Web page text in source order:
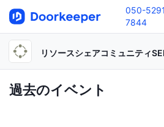
050-
7844
リソースシェアコミュニティ
過去のイベント